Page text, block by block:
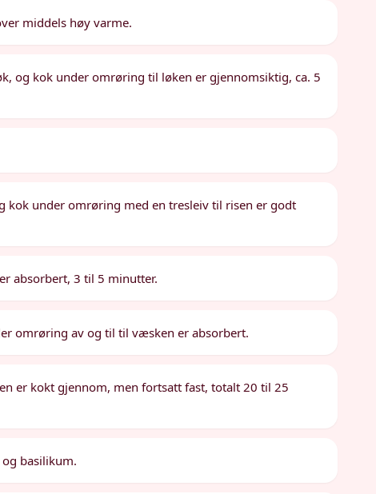
middels høy varme.
og kok under omrøring til løken er gjennomsiktig, ca. 5
kok under omrøring med en tresleiv til risen er godt
absorbert, 3 til 5 minutter.
omrøring av og til til væsken er absorbert.
er kokt gjennom, men fortsatt fast, totalt 20 til 25
og basilikum.